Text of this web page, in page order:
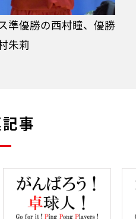
準優勝の西村瞳、優勝
朱莉
事